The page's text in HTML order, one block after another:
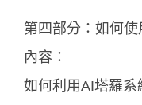
第四部分：如何
內容：
如何利用AI塔羅系